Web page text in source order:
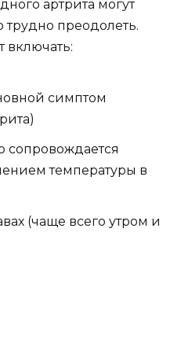
артрита могут
трудно преодолеть.
включать:
симптом
сопровождается
температуры в
(чаще всего утром и